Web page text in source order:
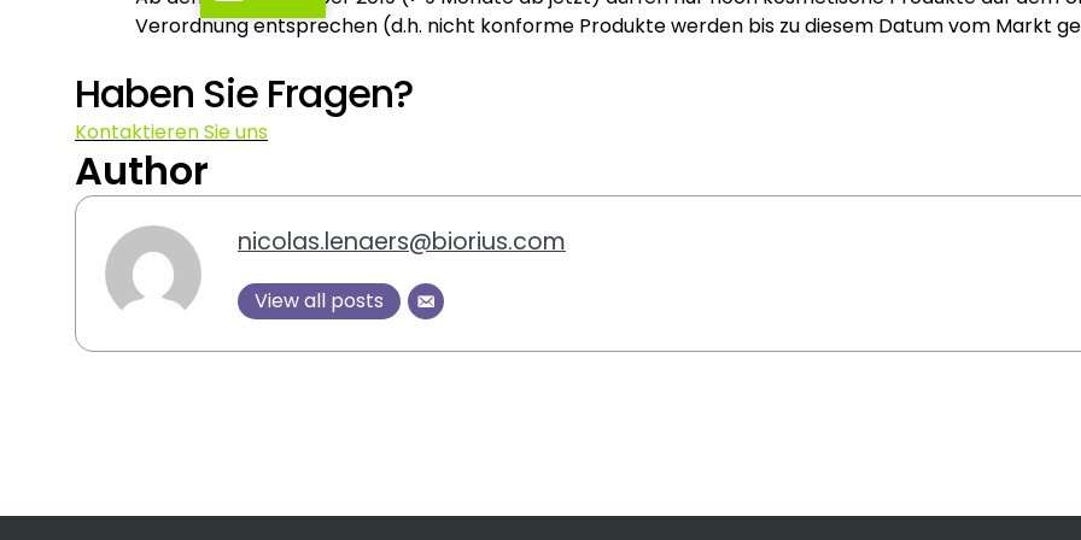
Verordnung entsprechen (d.h. nicht konforme Produkte werden bis zu diesem Datum vom Markt
Haben Sie Fragen?
Kontaktieren Sie uns
Author
nicolas.lenaers@biorius.com
View all posts